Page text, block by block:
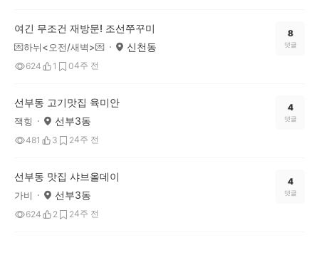
여긴 무조건 재방문! 조선쭈꾸미
💌하뉘<오전/새벽>💌 신천동
624 1 04주 전
8
댓글
선부동 고기맛집 육미안
잭힝 선부3동
481 3 24주 전
4
댓글
선부동 맛집 샤브올데이
가비 선부3동
624 2 24주 전
4
댓글